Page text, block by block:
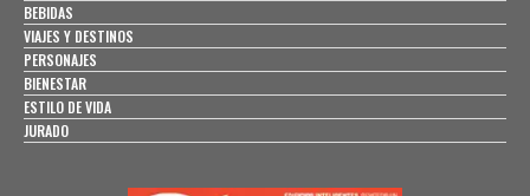
BEBIDAS
VIAJES Y DESTINOS
PERSONAJES
BIENESTAR
ESTILO DE VIDA
JURADO